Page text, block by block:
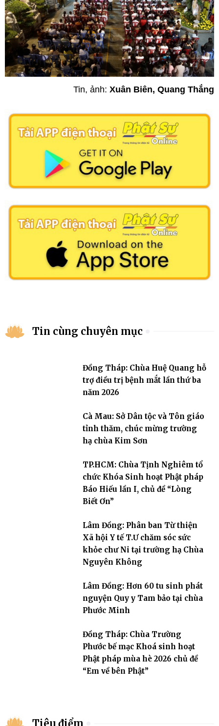
Tin, ảnh: Xuân Biên, Quang Thắng
Tin cùng chuyên mục
Đồng Tháp: Chùa Huệ Quang hỗ
trợ điều trị bệnh mắt lần thứ ba
năm 2026
Cà Mau: Sở Dân tộc và Tôn giáo
tỉnh thăm, chúc mừng trường
hạ chùa Kim Sơn
TP.HCM: Chùa Tịnh Nghiêm tổ
chức Khóa Sinh hoạt Phật pháp
Báo Hiếu lần I, chủ đề “Lòng
Biết Ơn”
Lâm Đồng: Phân ban Từ thiện
Xã hội Y tế T.Ư chăm sóc sức
khỏe chư Ni tại trường hạ Chùa
Nguyên Không
Lâm Đồng: Hơn 60 tu sinh phát
nguyện Quy y Tam bảo tại chùa
Phước Minh
Đồng Tháp: Chùa Trường
Phước bế mạc Khoá sinh hoạt
Phật pháp mùa hè 2026 chủ đề
“Em về bên Phật”
Tiêu điểm